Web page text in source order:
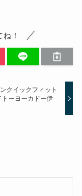
！
クイックフィット
トーヨーカドー伊